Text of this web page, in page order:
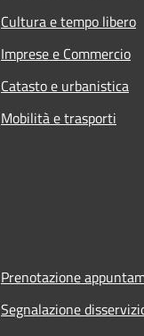
Cultura e tempo libero
Imprese e Commercio
Catasto e urbanistica
Mobilità e trasporti
Prenotazione
Segnalazione